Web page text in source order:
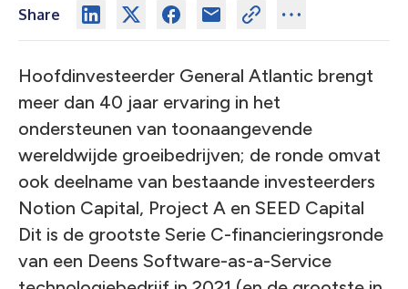
Share
Hoofdinvesteerder General Atlantic brengt
meer dan 40 jaar ervaring in het
ondersteunen van toonaangevende
wereldwijde groeibedrijven; de ronde omvat
ook deelname van bestaande investeerders
Notion Capital, Project A en SEED Capital
Dit is de grootste Serie C-financieringsronde
van een Deens Software-as-a-Service